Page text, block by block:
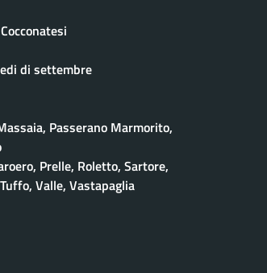
Cocconatesi
di settembre
Passerano Marmorito,
Prelle, Roletto, Sartore,
Valle, Vastapaglia